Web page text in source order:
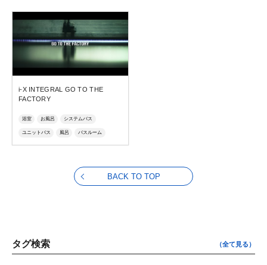
i-X INTEGRAL GO TO THE
FACTORY
浴室 お風呂 システムバス
ユニットバス 風呂 バスルーム
i-X 高級 イークス
ラグジュアリー BACK TO TOP
タグ検索 （全て見る）